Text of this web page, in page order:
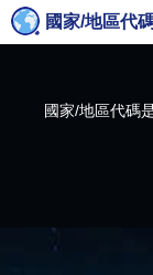
國家/地區代
國家/地區代碼